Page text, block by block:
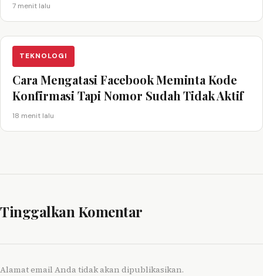
7 menit lalu
TEKNOLOGI
Cara Mengatasi Facebook Meminta Kode
Konfirmasi Tapi Nomor Sudah Tidak Aktif
18 menit lalu
Tinggalkan Komentar
Alamat email Anda tidak akan dipublikasikan.